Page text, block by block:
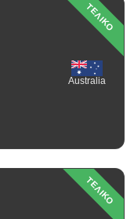
ΤΕΛΙΚΟ
Australia
ΤΕΛΙΚΟ